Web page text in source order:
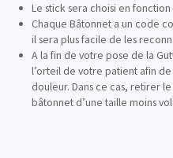
Le stick sera choisi en
Chaque Bâtonnet a un code
il sera plus facile de les
A la fin de votre pose de la
l’orteil de votre patient afin de
douleur. Dans ce cas, retirer
bâtonnet d’une taille moins